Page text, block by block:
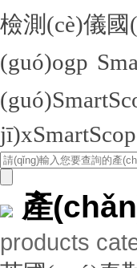
檢測(cè)儀國
(guó)ogp
產
products